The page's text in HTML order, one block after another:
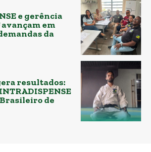
e gerência
avançam em
da
resultados:
de